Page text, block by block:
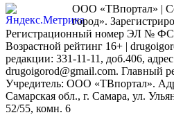
ООО «ТВпортал» |
город».
Регистрационный номер ЭЛ № ФС
Возрастной рейтинг 16+ |
редакции: 331-11-11, доб.406,
drugoigorod@gmail.com. Главный
Учредитель: ООО «ТВпортал».
Самарская обл., г. Самара, ул.
52/55, комн. 6